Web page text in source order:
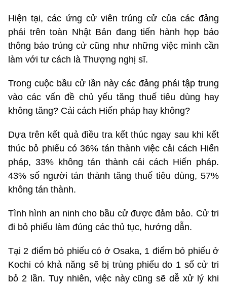
Hiện tại, các ứng cử viên trúng cử của các đảng
phái trên toàn Nhật Bản đang tiến hành họp báo
thông báo trúng cử cũng như những việc mình cần
làm với tư cách là Thượng nghị sĩ.
Trong cuộc bầu cử lần này các đảng phái tập trung
vào các vấn đề chủ yếu tăng thuế tiêu dùng hay
không tăng? Cải cách Hiến pháp hay không?
Dựa trên kết quả điều tra kết thúc ngay sau khi kết
thúc bỏ phiếu có 36% tán thành việc cải cách Hiến
pháp, 33% không tán thành cải cách Hiến pháp.
43% số người tán thành tăng thuế tiêu dùng, 57%
không tán thành.
Tình hình an ninh cho bầu cử được đảm bảo. Cử tri
đi bỏ phiếu làm đúng các thủ tục, hướng dẫn.
Tại 2 điểm bỏ phiếu có ở Osaka, 1 điểm bỏ phiếu ở
Kochi có khả năng sẽ bị trùng phiếu do 1 số cử tri
bỏ 2 lần. Tuy nhiên, việc này cũng sẽ dễ xử lý khi